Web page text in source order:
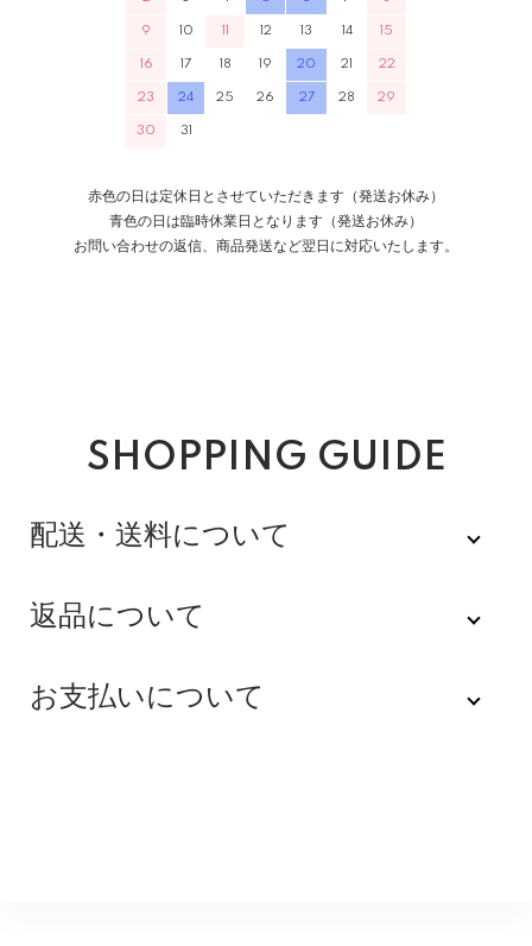
9 10 11 12 13 14 15
16 17 18 19 20 21 22
23 24 25 26 27 28 29
30 31
赤色の日は定休日とさせていただきます（発送お休み）
青色の日は臨時休業日となります（発送お休み）
お問い合わせの返信、商品発送など翌日に対応いたします。
SHOPPING GUIDE
配送・送料について
佐川急便
全品送料無料にてお届けいたします。
※配達時間を指定できない地域（郡部以下は時間指定不
返品について
不良品
お支払いについて